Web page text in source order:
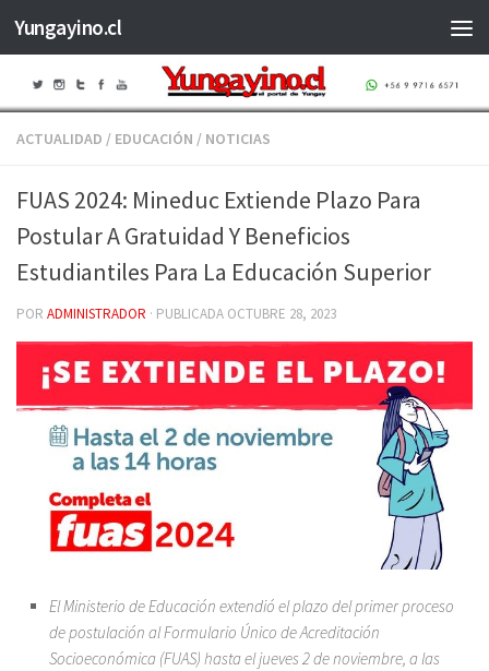
Saltar al contenido
Yungayino.cl
ACTUALIDAD / EDUCACIÓN / NOTICIAS
FUAS 2024: Mineduc Extiende Plazo Para
Postular A Gratuidad Y Beneficios
Estudiantiles Para La Educación Superior
POR ADMINISTRADOR · PUBLICADA OCTUBRE 28, 2023
El Ministerio de Educación extendió el plazo del primer proceso
de postulación al Formulario Único de Acreditación
Socioeconómica (FUAS) hasta el jueves 2 de noviembre, a las